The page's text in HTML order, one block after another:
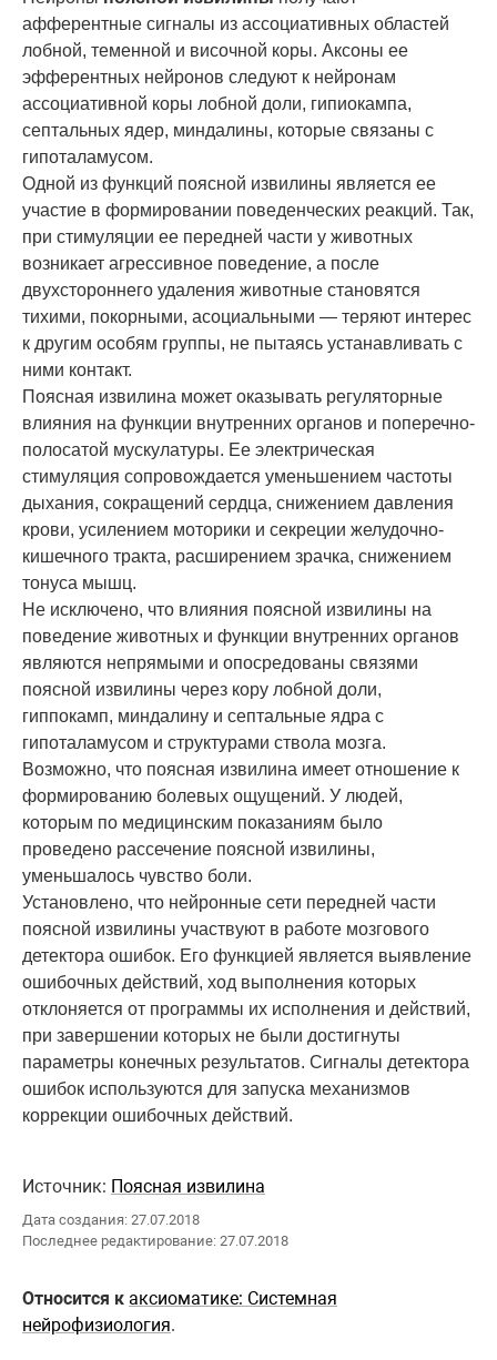
афферентные сигналы из ассоциативных областей
лобной, теменной и височной коры. Аксоны ее
эфферентных нейронов следуют к нейронам
ассоциативной коры лобной доли, гипиокампа,
септальных ядер, миндалины, которые связаны с
гипоталамусом.
Одной из функций поясной извилины является ее
участие в формировании поведенческих реакций. Так,
при стимуляции ее передней части у животных
возникает агрессивное поведение, а после
двухстороннего удаления животные становятся
тихими, покорными, асоциальными — теряют интерес
к другим особям группы, не пытаясь устанавливать с
ними контакт.
Поясная извилина может оказывать регуляторные
влияния на функции внутренних органов и поперечно-
полосатой мускулатуры. Ее электрическая
стимуляция сопровождается уменьшением частоты
дыхания, сокращений сердца, снижением давления
крови, усилением моторики и секреции желудочно-
кишечного тракта, расширением зрачка, снижением
тонуса мышц.
Не исключено, что влияния поясной извилины на
поведение животных и функции внутренних органов
являются непрямыми и опосредованы связями
поясной извилины через кору лобной доли,
гиппокамп, миндалину и септальные ядра с
гипоталамусом и структурами ствола мозга.
Возможно, что поясная извилина имеет отношение к
формированию болевых ощущений. У людей,
которым по медицинским показаниям было
проведено рассечение поясной извилины,
уменьшалось чувство боли.
Установлено, что нейронные сети передней части
поясной извилины участвуют в работе мозгового
детектора ошибок. Его функцией является выявление
ошибочных действий, ход выполнения которых
отклоняется от программы их исполнения и действий,
при завершении которых не были достигнуты
параметры конечных результатов. Сигналы детектора
ошибок используются для запуска механизмов
коррекции ошибочных действий.
Источник: Поясная извилина
Дата создания: 27.07.2018
Последнее редактирование: 27.07.2018
Относится к аксиоматике: Системная
нейрофизиология.